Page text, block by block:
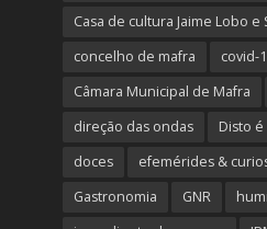
Casa de cultura Jaime Lobo e
concelho de mafra
covid-
Câmara Municipal de Mafra
direção das ondas
Disto
doces
efemérides &
Gastronomia
GNR